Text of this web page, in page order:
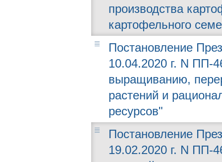
производства
картофельного
Постановление
10.04.2020 г. N ПП-
выращиванию,
растений и
ресурсов"
Постановление
19.02.2020 г. N ПП-